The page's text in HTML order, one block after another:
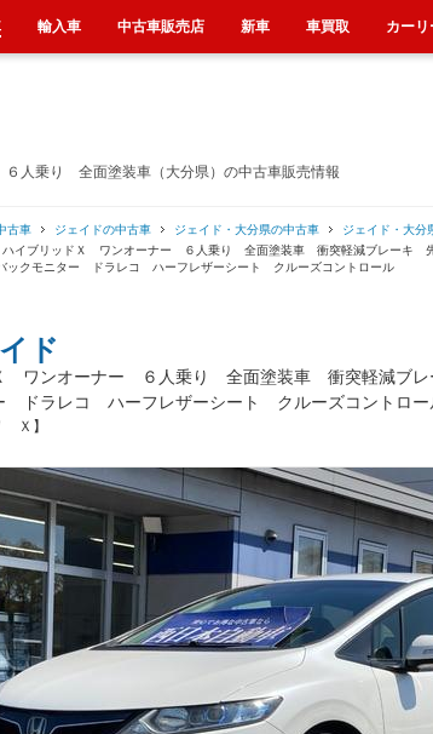
人乗り 全面塗装車（大分県）の中古車販売情報
古車 ジェイドの中古車 ジェイド・大分県の中古車
ジェイド・大分
ハイブリッドＸ ワンオーナー ６人乗り 全面塗装車 衝突軽減ブレーキ
クモニター ドラレコ ハーフレザーシート クルーズコントロール
ド
ワンオーナー ６人乗り 全面塗装車 衝突軽減
ドラレコ ハーフレザーシート クルーズコントロー
Ｘ】
輸入車 中古車販売店 新車 車買取 カーリ